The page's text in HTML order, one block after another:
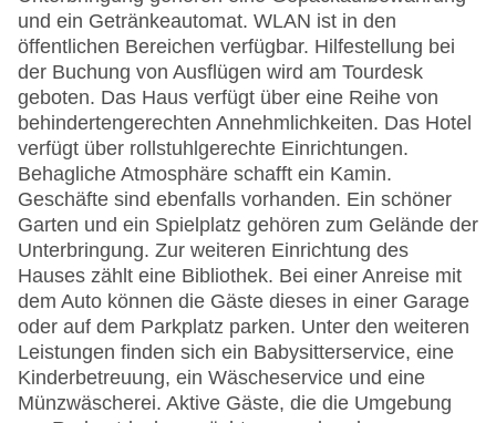
und ein Getränkeautomat. WLAN ist in den
öffentlichen Bereichen verfügbar. Hilfestellung bei
der Buchung von Ausflügen wird am Tourdesk
geboten. Das Haus verfügt über eine Reihe von
behindertengerechten Annehmlichkeiten. Das Hotel
verfügt über rollstuhlgerechte Einrichtungen.
Behagliche Atmosphäre schafft ein Kamin.
Geschäfte sind ebenfalls vorhanden. Ein schöner
Garten und ein Spielplatz gehören zum Gelände der
Unterbringung. Zur weiteren Einrichtung des
Hauses zählt eine Bibliothek. Bei einer Anreise mit
dem Auto können die Gäste dieses in einer Garage
oder auf dem Parkplatz parken. Unter den weiteren
Leistungen finden sich ein Babysitterservice, eine
Kinderbetreuung, ein Wäscheservice und eine
Münzwäscherei. Aktive Gäste, die die Umgebung